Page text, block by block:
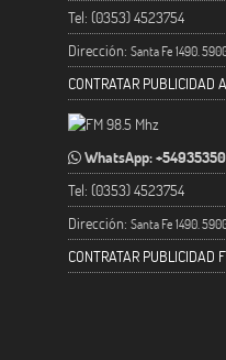
Tel: (0353) 4523754
Dirección: Santa Fe 1490.
CONTRATAR PUBLICIDAD
WhatsApp:
Tel: (0353) 4523754
Dirección: Santa Fe 1490.
CONTRATAR PUBLICIDAD